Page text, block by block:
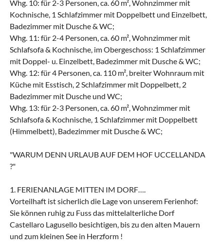
Whg. 10: für 2-3 Personen, ca. 60 m², Wohnzimmer mit
Kochnische, 1 Schlafzimmer mit Doppelbett und Einzelbett,
Badezimmer mit Dusche & WC;
Whg. 11: für 2-4 Personen, ca. 60 m², Wohnzimmer mit
Schlafsofa & Kochnische, im Obergeschoss: 1 Schlafzimmer
mit Doppel- u. Einzelbett, Badezimmer mit Dusche & WC;
Whg. 12: für 4 Personen, ca. 110 m², breiter Wohnraum mit
Küche mit Esstisch, 2 Schlafzimmer mit Doppelbett, 2
Badezimmer mit Dusche und WC;
Whg. 13: für 2-3 Personen, ca. 60 m², Wohnzimmer mit
Schlafsofa & Kochnische, 1 Schlafzimmer mit Doppelbett
(Himmelbett), Badezimmer mit Dusche & WC;
"WARUM DENN URLAUB AUF DEM HOF UCCELLANDA
?"
1. FERIENANLAGE MITTEN IM DORF….
Vorteilhaft ist sicherlich die Lage von unserem Ferienhof:
Sie können ruhig zu Fuss das mittelalterliche Dorf
Castellaro Lagusello besichtigen, bis zu den alten Mauern
und zum kleinen See in Herzform !